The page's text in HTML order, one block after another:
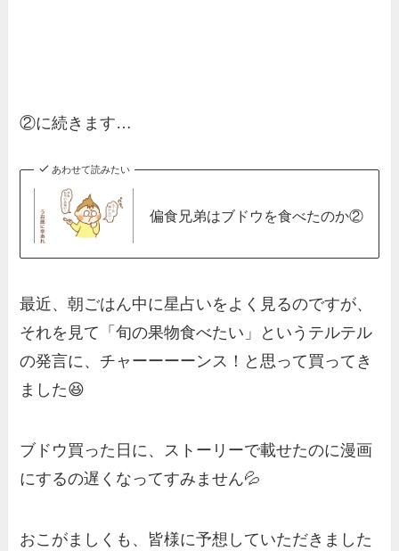
②に続きます…
あわせて読みたい
偏食兄弟はブドウを食べたのか②
最近、朝ごはん中に星占いをよく見るのですが、
それを見て「旬の果物食べたい」というテルテル
の発言に、チャーーーーンス！と思って買ってき
ました😆
ブドウ買った日に、ストーリーで載せたのに漫画
にするの遅くなってすみません💦
おこがましくも、皆様に予想していただきました